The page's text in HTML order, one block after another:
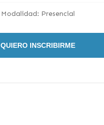
Modalidad: Presencial
QUIERO INSCRIBIRME